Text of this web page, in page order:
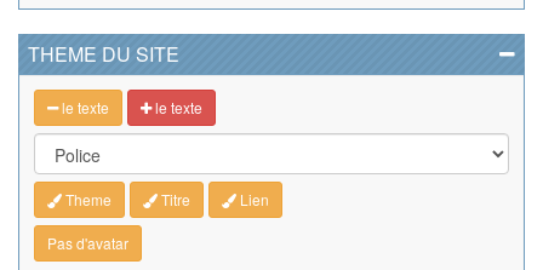
THEME DU SITE
le texte le texte
Theme Titre Lien
Pas d'avatar